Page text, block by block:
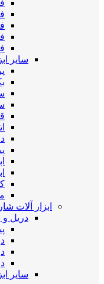
سایر
ابزار آلات
دریل
سایر